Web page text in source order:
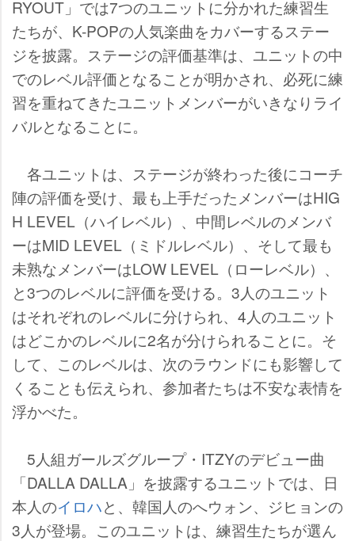
RYOUT」では7つのユニットに分かれた練習生
たちが、K-POPの人気楽曲をカバーするステー
ジを披露。ステージの評価基準は、ユニットの中
でのレベル評価となることが明かされ、必死に練
習を重ねてきたユニットメンバーがいきなりライ
バルとなることに。
各ユニットは、ステージが終わった後にコーチ
陣の評価を受け、最も上手だったメンバーはHIG
H LEVEL（ハイレベル）、中間レベルのメンバ
ーはMID LEVEL（ミドルレベル）、そして最も
未熟なメンバーはLOW LEVEL（ローレベル）、
と3つのレベルに評価を受ける。3人のユニット
はそれぞれのレベルに分けられ、4人のユニット
はどこかのレベルに2名が分けられることに。そ
して、このレベルは、次のラウンドにも影響して
くることも伝えられ、参加者たちは不安な表情を
浮かべた。
5人組ガールズグループ・ITZYのデビュー曲
「DALLA DALLA」を披露するユニットでは、日
本人のイロハと、韓国人のへウォン、ジヒョンの
3人が登場。このユニットは、練習生たちが選ん